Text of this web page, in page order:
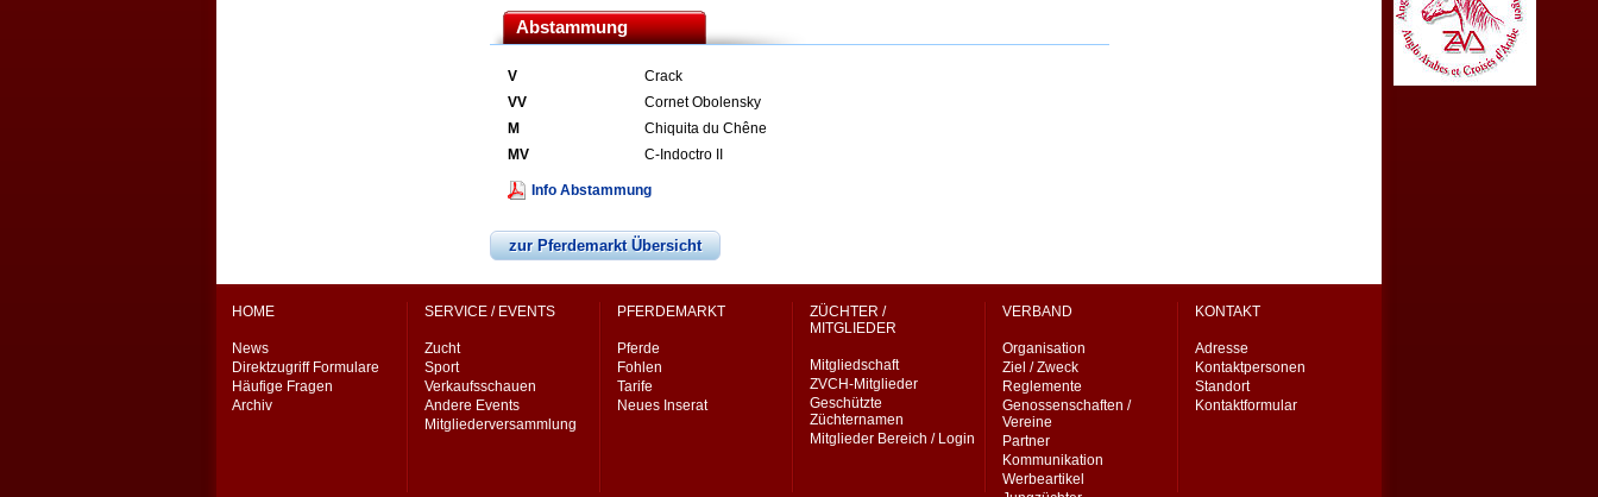
Abstammung
V
Crack
VV
Cornet Obolensky
M
Chiquita du Chêne
MV
C-Indoctro II
Info Abstammung
zur Pferdemarkt Übersicht
HOME
News
Direktzugriff Formulare
Häufige Fragen
Archiv
SERVICE / EVENTS
Zucht
Sport
Verkaufsschauen
Andere Events
Mitgliederversammlung
PFERDEMARKT
Pferde
Fohlen
Tarife
Neues Inserat
ZÜCHTER /
MITGLIEDER
Mitgliedschaft
ZVCH-Mitglieder
Geschützte
Züchternamen
Mitglieder Bereich / Login
VERBAND
Organisation
Ziel / Zweck
Reglemente
Genossenschaften /
Vereine
Partner
Kommunikation
Werbeartikel
KONTAKT
Adresse
Kontaktpersonen
Standort
Kontaktformular